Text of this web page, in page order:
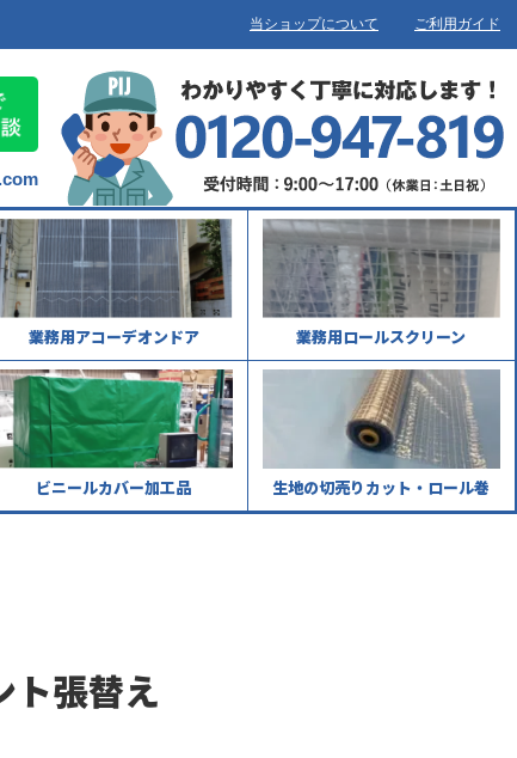
当ショップについて ご利用ガイド
業務用アコーデオンドア 業務用ロールスクリーン
ビニールカバー加工品 生地の切売りカット・ロール巻
ト張替え